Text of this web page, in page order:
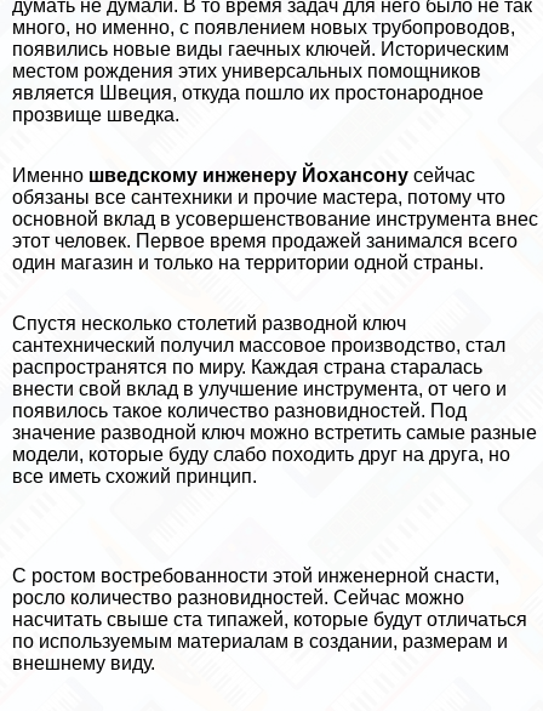
думать не думали. В то время задач для него было не так
много, но именно, с появлением новых трубопроводов,
появились новые виды гаечных ключей. Историческим
местом рождения этих универсальных помощников
является Швеция, откуда пошло их простонародное
прозвище шведка.
Именно шведскому инженеру Йохансону сейчас
обязаны все сантехники и прочие мастера, потому что
основной вклад в усовершенствование инструмента внес
этот человек. Первое время продажей занимался всего
один магазин и только на территории одной страны.
Спустя несколько столетий разводной ключ
сантехнический получил массовое производство, стал
распространятся по миру. Каждая страна старалась
внести свой вклад в улучшение инструмента, от чего и
появилось такое количество разновидностей. Под
значение разводной ключ можно встретить самые разные
модели, которые буду слабо походить друг на друга, но
все иметь схожий принцип.
С ростом востребованности этой инженерной снасти,
росло количество разновидностей. Сейчас можно
насчитать свыше ста типажей, которые будут отличаться
по используемым материалам в создании, размерам и
внешнему виду.